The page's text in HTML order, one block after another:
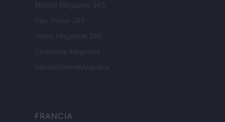
Motors Magazine 365
Day Travel 365
Home Magazine 365
Cineverse Magazine
SecondHomeMagazine
FRANCIA